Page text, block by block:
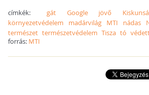
címkék:gát Google jövő
környezetvédelem
madárvilág MTI nádas
természet természetvédelem Tisza tó
forrás: MTI